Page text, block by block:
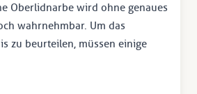
Oberlidnarbe wird ohne genaues
wahrnehmbar. Um das
zu beurteilen, müssen einige